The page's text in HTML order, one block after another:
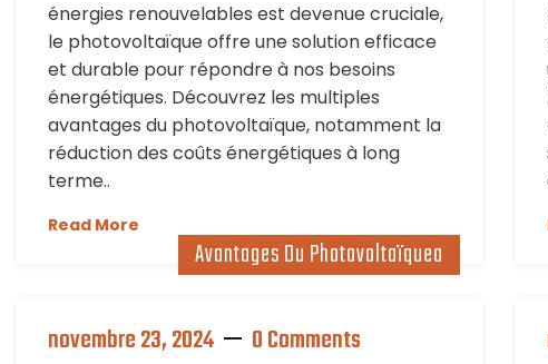
énergies renouvelables est devenue cruciale,
le photovoltaïque offre une solution efficace
et durable pour répondre à nos besoins
énergétiques. Découvrez les multiples
avantages du photovoltaïque, notamment la
réduction des coûts énergétiques à long
terme..
Read More
Avantages Du Photovoltaïquea
novembre 23, 2024 0 Comments